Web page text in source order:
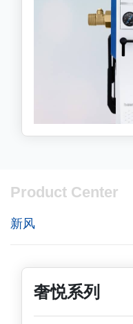
作；. 30秒内即可完
滤芯无需工具，无
或机洗；. 配有卫生
管径in3/4''1''过滤孔
工作压力MPa0.2-
量m3/h4.24.2水批
材使用周期 ①定期
导价￥66806680产
Product Center
新风
奢悦系列